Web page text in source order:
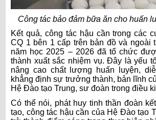
Công tác bảo đảm bữa ăn cho huấn
Kết quả, công tác hậu cần trong các
CQ 1 bên 1 cấp trên bản đồ và ngoài
năm học 2025 – 2026 đã tổ chức
thành xuất sắc nhiệm vụ. Đây là yếu
nâng cao chất lượng huấn luyện,
khẳng định sự trưởng thành, bản lĩnh
Hệ Đào tạo Trung, sư đoàn trong điều
Có thể nói, phát huy tinh thần đoàn
tạo, công tác hậu cần của Hệ Đào tạo